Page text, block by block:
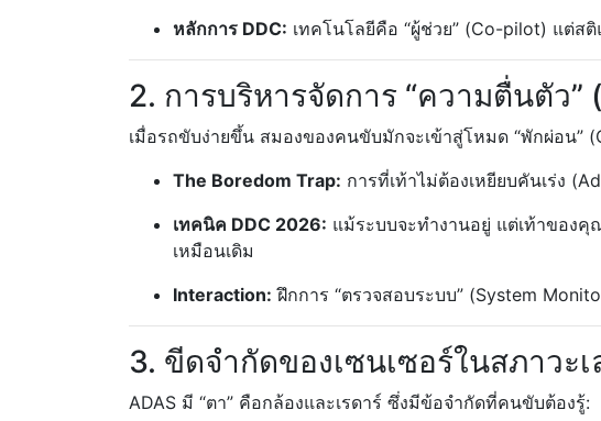
หลักการ DDC: เทคโนโลยีคือ “ผู้ช่วย” (Co-pilot) แต่ส
2. การบริหารจัดการ “ความตื่นตัว
เมื่อรถขับง่ายขึ้น สมองของคนขับมักจะเข้าสู่โหมด “พักผ่อน”
The Boredom Trap: การที่เท้าไม่ต้องเหยียบคันเร่ง
เทคนิค DDC 2026: แม้ระบบจะทำงานอยู่ แต่เท้าของ
เหมือนเดิม
Interaction: ฝึกการ “ตรวจสอบระบบ” (System
3. ขีดจำกัดของเซนเซอร์ในสภาวะเ
ADAS มี “ตา” คือกล้องและเรดาร์ ซึ่งมีข้อจำกัดที่คนขับต้องรู้: